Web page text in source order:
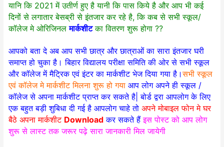
यानि कि 2021 में उतीर्ण हुए है यानी कि पास किये है और आप भी कई
दिनों से लगातार बेसब्री से इंतजार कर रहे है, कि कब से सभी स्कूल/
कॉलेज मे ओरिजिनलमार्कशीटका वितरण शुरू होगा ??
आपको बता दे अब आप सभी छात्र और छात्राओं का सारा इंतजार घरी
समाप्त हो चुका है। बिहार विद्यालय परीक्षा समिति की ओर से सभी स्कूल
और कॉलेज में मैट्रिक एवं इंटर का मार्कशीट भेज दिया गया है।सभी स्कूल
एवं कॉलेज मे मार्कशीट मिलना शुरू हो गया आप लोग अपने ही स्कूल /
कॉलेज से अपना मार्कशीट प्राप्त कर सकते है| बोर्ड द्वरा आपलोग के लिए
एक बहुत बड़ी शुबिधा दी गई है आपलोग चाहे तोअपने मोबाइल फोन मे घर
बैठे अपना मार्कशीट Download कर सकते हैंइस पोस्ट को आप लोग
शुरू से लास्ट तक जरूर पढ़े सारा जानकारी मिल जायेगी